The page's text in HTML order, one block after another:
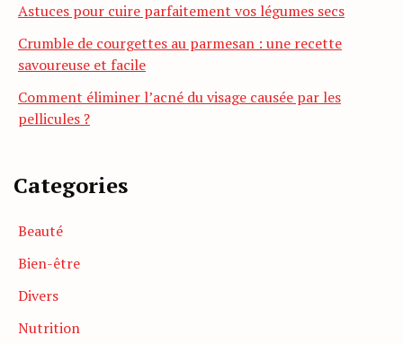
Astuces pour cuire parfaitement vos légumes secs
Crumble de courgettes au parmesan : une recette
savoureuse et facile
Comment éliminer l’acné du visage causée par les
pellicules ?
Categories
Beauté
Bien-être
Divers
Nutrition